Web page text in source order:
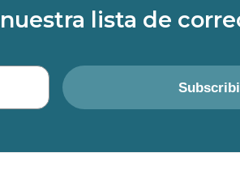
lista de